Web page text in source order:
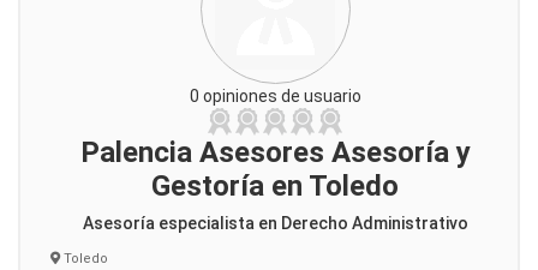
0 opiniones de usuario
Palencia Asesores Asesoría y
Gestoría en Toledo
Asesoría especialista en Derecho Administrativo
Toledo